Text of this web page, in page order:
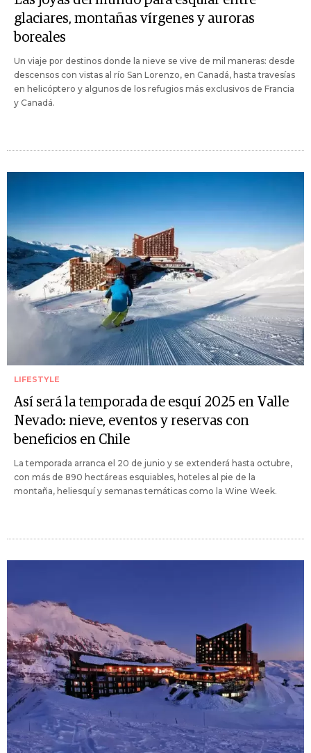
glaciares, montañas vírgenes y auroras
boreales
Un viaje por destinos donde la nieve se vive de mil maneras: desde
descensos con vistas al río San Lorenzo, en Canadá, hasta travesías
en helicóptero y algunos de los refugios más exclusivos de Francia
y Canadá.
LIFESTYLE
Así será la temporada de esquí 2025 en Valle
Nevado: nieve, eventos y reservas con
beneficios en Chile
La temporada arranca el 20 de junio y se extenderá hasta octubre,
con más de 890 hectáreas esquiables, hoteles al pie de la
montaña, heliesquí y semanas temáticas como la Wine Week.